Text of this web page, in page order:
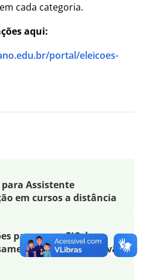
cada categoria.
aqui:
portal/eleicoes-
para Assistente
em cursos a distância
para curso FIC de
em Santo Estêvão